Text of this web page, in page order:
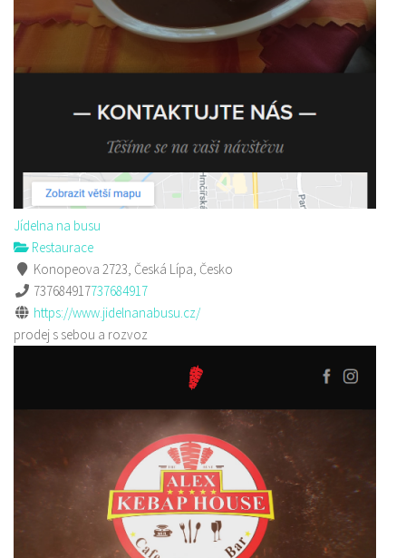
Jídelna na busu
Restaurace
Konopeova 2723, Česká Lípa, Česko
737684917737684917
https://www.jidelnanabusu.cz/
prodej s sebou a rozvoz